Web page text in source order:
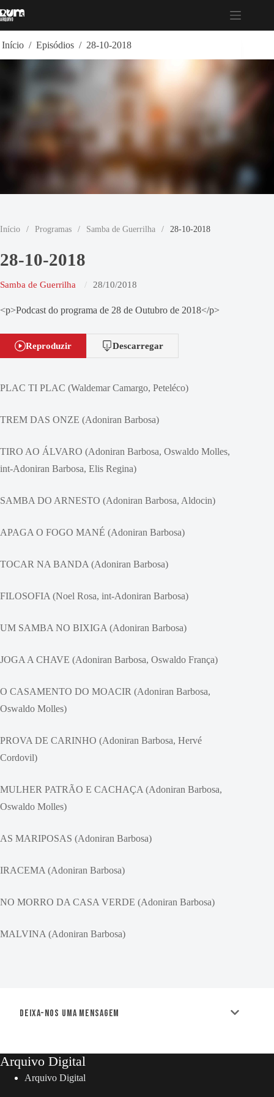
para
Início / Episódios / 28-10-2018
Início / Programas / Samba de Guerrilha / 28-10-2018
28-10-2018
Samba de Guerrilha 28/10/2018
<p>Podcast do programa de 28 de Outubro de 2018</p>
Reproduzir Descarregar
PLAC TI PLAC (Waldemar Camargo, Peteléco)
TREM DAS ONZE (Adoniran Barbosa)
TIRO AO ÁLVARO (Adoniran Barbosa, Oswaldo Molles,
int-Adoniran Barbosa, Elis Regina)
SAMBA DO ARNESTO (Adoniran Barbosa, Aldocin)
APAGA O FOGO MANÉ (Adoniran Barbosa)
TOCAR NA BANDA (Adoniran Barbosa)
FILOSOFIA (Noel Rosa, int-Adoniran Barbosa)
UM SAMBA NO BIXIGA (Adoniran Barbosa)
JOGA A CHAVE (Adoniran Barbosa, Oswaldo França)
O CASAMENTO DO MOACIR (Adoniran Barbosa,
Oswaldo Molles)
PROVA DE CARINHO (Adoniran Barbosa, Hervé
Cordovil)
MULHER PATRÃO E CACHAÇA (Adoniran Barbosa,
Oswaldo Molles)
AS MARIPOSAS (Adoniran Barbosa)
IRACEMA (Adoniran Barbosa)
NO MORRO DA CASA VERDE (Adoniran Barbosa)
MALVINA (Adoniran Barbosa)
Deixa-nos uma mensagem
Arquivo Digital
Arquivo Digital